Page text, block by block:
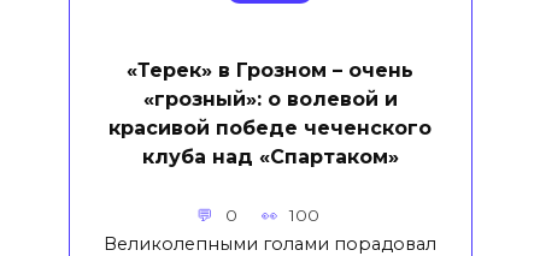
«Терек» в Грозном – очень
«грозный»: о волевой и
красивой победе чеченского
клуба над «Спартаком»
0 100
Великолепными голами порадовал